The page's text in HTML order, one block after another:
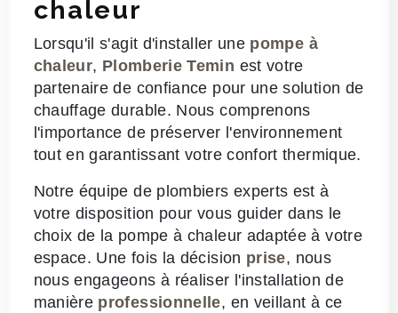
chaleur
Lorsqu'il s'agit d'installer une pompe à
chaleur, Plomberie Temin est votre
partenaire de confiance pour une solution de
chauffage durable. Nous comprenons
l'importance de préserver l'environnement
tout en garantissant votre confort thermique.
Notre équipe de plombiers experts est à
votre disposition pour vous guider dans le
choix de la pompe à chaleur adaptée à votre
espace. Une fois la décision prise, nous
nous engageons à réaliser l'installation de
manière professionnelle, en veillant à ce